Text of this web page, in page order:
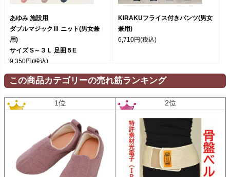
あゆみ 施設用
ダブルマジックⅢ ニット(男女兼
用)
サイズ S～３Ｌ 足囲５E
9,350円(税込)
KIRAKUフライス付きパンツ(男女
兼用)
6,710円(税込)
この商品カテゴリーの売れ筋ランキング
1位 2位